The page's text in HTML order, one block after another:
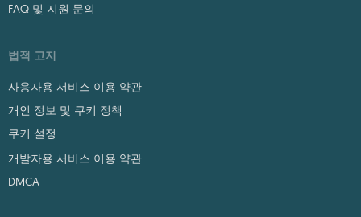
FAQ 및 지원 문의
법적 고지
사용자용 서비스 이용 약관
개인 정보 및 쿠키 정책
쿠키 설정
개발자용 서비스 이용 약관
DMCA